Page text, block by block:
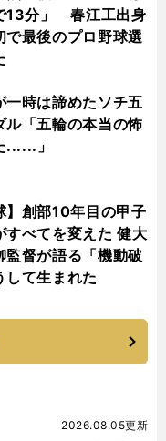
13分」 春江工出身
で最後のプロ野球選
一時は諦めたソチ五
ル「五輪の本当の怖
......」
】創部10年目の甲子
すべてを変えた 健大
監督が語る「機動破
して生まれた
2026.08.05更新